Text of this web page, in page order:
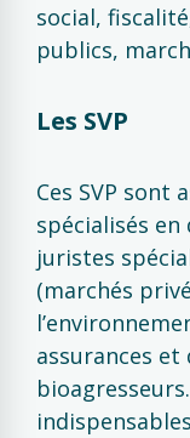
social,
publics,
Les SVP
Ces SVP sont
spécialisés
juristes
(marchés
assurances et